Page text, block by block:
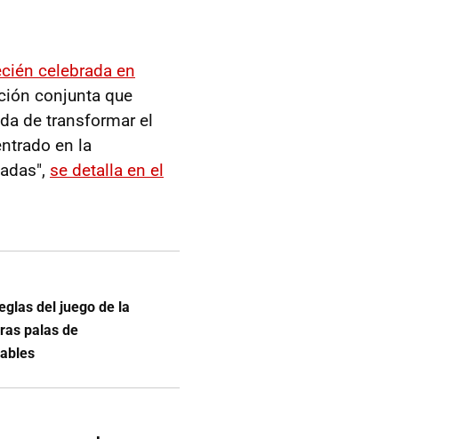
celebrada en
conjunta que
de transformar el
en la
se detalla en el
del juego de la
palas de